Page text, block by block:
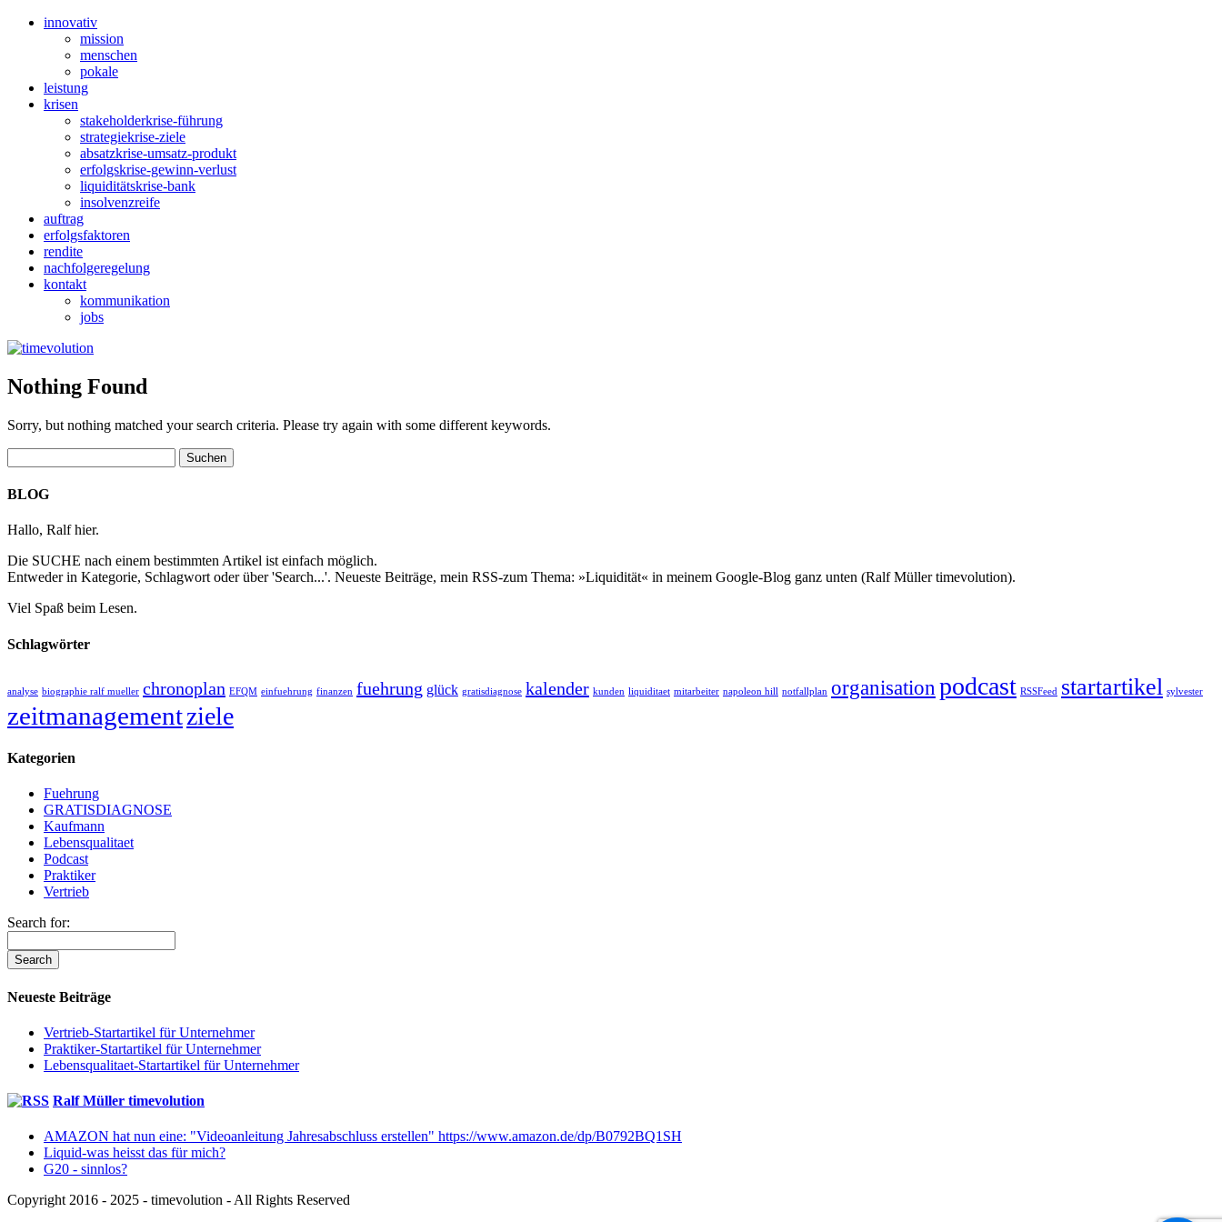
innovativ
mission
menschen
pokale
leistung
krisen
stakeholderkrise-führung
strategiekrise-ziele
absatzkrise-umsatz-produkt
erfolgskrise-gewinn-verlust
liquiditätskrise-bank
insolvenzreife
auftrag
erfolgsfaktoren
rendite
nachfolgeregelung
kontakt
kommunikation
jobs
Nothing Found
Sorry, but nothing matched your search criteria. Please try again with some different keywords.
BLOG
Hallo, Ralf hier.
Die SUCHE nach einem bestimmten Artikel ist einfach möglich.
Entweder in Kategorie, Schlagwort oder über 'Search...'. Neueste Beiträge, mein RSS-zum Thema: »Liquidität« in meinem Google-Blog ganz unten (Ralf Müller timevolution).
Viel Spaß beim Lesen.
Schlagwörter
analyse biographie ralf mueller chronoplan EFQM einfuehrung finanzen fuehrung glück gratisdiagnose kalender kunden liquiditaet mitarbeiter napoleon hill notfallplan organisation podcast RSSFeed startartikel sylvester
zeitmanagementziele
Kategorien
Fuehrung
GRATISDIAGNOSE
Kaufmann
Lebensqualitaet
Podcast
Praktiker
Vertrieb
Search for:
Neueste Beiträge
Vertrieb-Startartikel für Unternehmer
Praktiker-Startartikel für Unternehmer
Lebensqualitaet-Startartikel für Unternehmer
Ralf Müller timevolution
AMAZON hat nun eine: "Videoanleitung Jahresabschluss erstellen" https://www.amazon.de/dp/B0792BQ1SH
Liquid-was heisst das für mich?
G20 - sinnlos?
Copyright 2016 - 2025 - timevolution - All Rights Reserved